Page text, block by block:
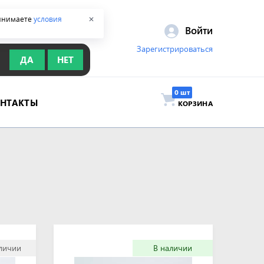
условия ✕
ДА НЕТ
Войти
Зарегистрироваться
КОРЗИНА
В наличии